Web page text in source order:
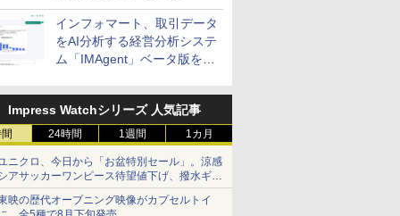
インフォマート、取引データ
をAI分析する経営分析システ
ム「IMAgent」ベータ版を提
Impress Watchシリーズ 人気記事
24時間 1週間 1カ月
ニクロ、今日から「お盆特別セール」。涼感
アサッカーワンピース待望値下げ、撥水ギア
ョーツは1990円に
映の歴代オープニング映像がカプセルトイ